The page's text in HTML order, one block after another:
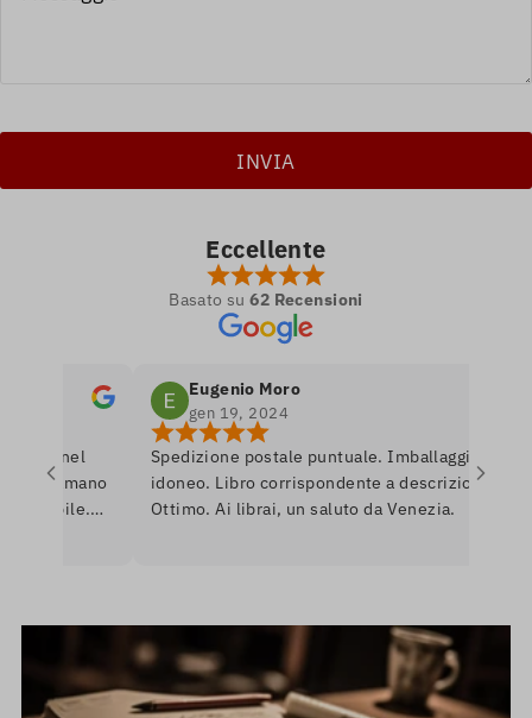
Eccellente
Basato su 62 Recensioni
amano
Eugenio Moro
gen 19, 2024
Spedizione postale puntuale. Imballaggio
idoneo. Libro corrispondente a descrizione.
Ottimo. Ai librai, un saluto da Venezia.